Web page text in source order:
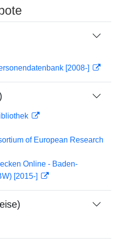
[2008-]
of European Research
Online - Baden-
[2015-]